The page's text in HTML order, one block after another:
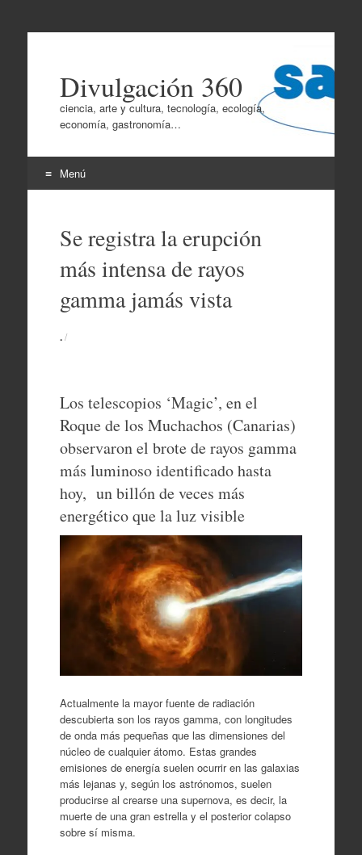
Divulgación 360
ciencia, arte y cultura, tecnología, ecología,
economía, gastronomía…
Menú
contenidoSe registra la erupción
más intensa de rayos
gamma jamás vista
./
Los telescopios ‘Magic’, en el
Roque de los Muchachos (Canarias)
observaron el brote de rayos gamma
más luminoso identificado hasta
hoy, un billón de veces más
energético que la luz visible
Actualmente la mayor fuente de radiación
descubierta son los rayos gamma, con longitudes
de onda más pequeñas que las dimensiones del
núcleo de cualquier átomo. Estas grandes
emisiones de energía suelen ocurrir en las galaxias
más lejanas y, según los astrónomos, suelen
producirse al crearse una supernova, es decir, la
muerte de una gran estrella y el posterior colapso
sobre sí misma.